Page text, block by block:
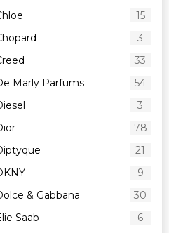
15
3
33
Marly Parfums
54
3
78
21
9
& Gabbana
30
Saab
6